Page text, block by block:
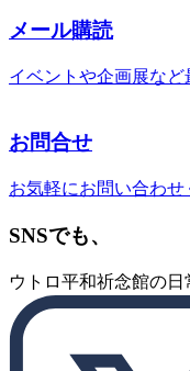
メール購読
イベントや企画展な
お問合せ
お気軽にお問い合わせ
SNSでも、
ウトロ平和祈念館の